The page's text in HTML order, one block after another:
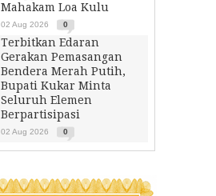
Mahakam Loa Kulu
02 Aug 2026 0
Terbitkan Edaran
Gerakan Pemasangan
Bendera Merah Putih,
Bupati Kukar Minta
Seluruh Elemen
Berpartisipasi
02 Aug 2026 0